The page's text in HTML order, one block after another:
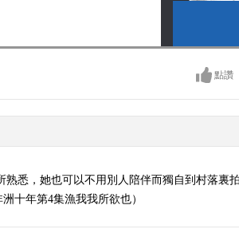
點讚
悉，她也可以不用別人陪伴而獨自到村落裏
十年第4集漁我我所欲也）